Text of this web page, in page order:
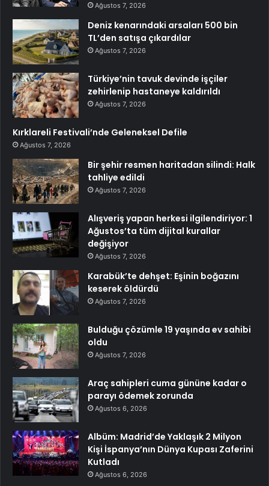
Ağustos 7, 2026
Deniz kenarındaki arsaları 500 bin
TL’den satışa çıkardılar
Ağustos 7, 2026
Türkiye’nin tavuk devinde işçiler
zehirlenip hastaneye kaldırıldı
Ağustos 7, 2026
Kırklareli Festivali’nde Geleneksel Defile
Ağustos 7, 2026
Bir şehir resmen haritadan silindi: Halk
tahliye edildi
Ağustos 7, 2026
Alışveriş yapan herkesi ilgilendiriyor: 1
Ağustos’ta tüm dijital kurallar
değişiyor
Ağustos 7, 2026
Karabük’te dehşet: Eşinin boğazını
keserek öldürdü
Ağustos 7, 2026
Bulduğu çözümle 19 yaşında ev sahibi
oldu
Ağustos 7, 2026
Araç sahipleri cuma gününe kadar o
parayı ödemek zorunda
Ağustos 6, 2026
Albüm: Madrid’de Yaklaşık 2 Milyon
Kişi İspanya’nın Dünya Kupası Zaferini
Kutladı
Ağustos 6, 2026